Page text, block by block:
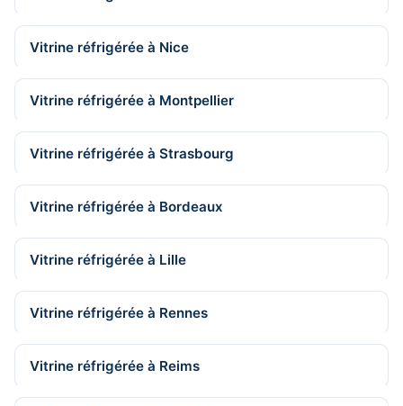
Vitrine réfrigérée à Nice
Vitrine réfrigérée à Montpellier
Vitrine réfrigérée à Strasbourg
Vitrine réfrigérée à Bordeaux
Vitrine réfrigérée à Lille
Vitrine réfrigérée à Rennes
Vitrine réfrigérée à Reims